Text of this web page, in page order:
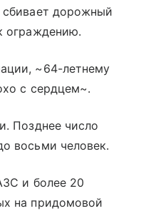
дорожный
ограждению.
~64-летнему
с сердцем~.
Позднее число
восьми человек.
и более 20
на придомовой